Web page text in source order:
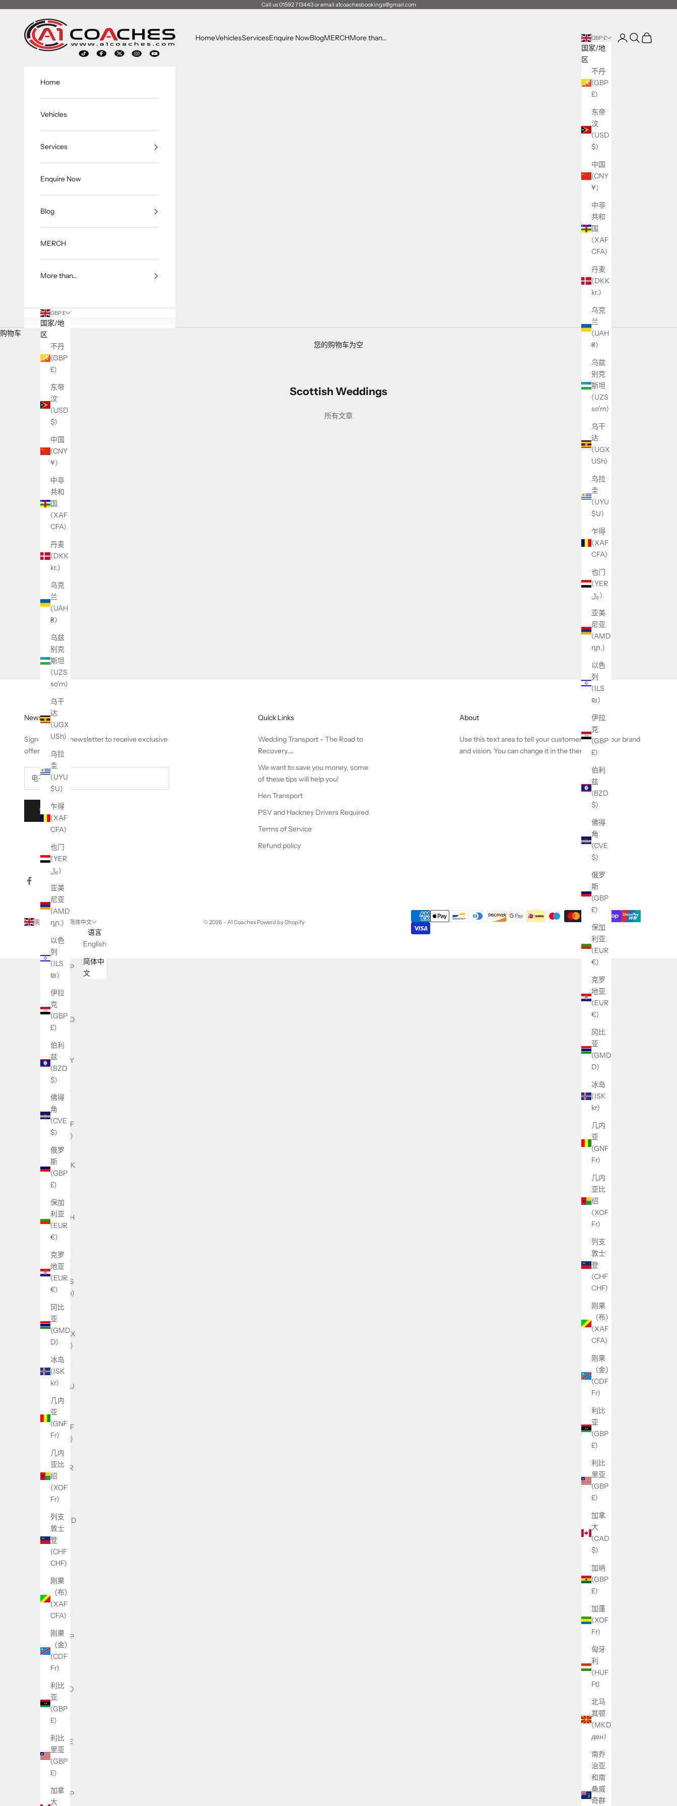
Call us 01592 713443 or email a1coachesbookings@gmail.com
A1 Coaches
HomeVehiclesServicesEnquire NowBlogMERCHMore than... GBP £
国家/地
区
不丹
(GBP
£)
东帝
汶
(USD
$)
中国
(CNY
¥)
中非
共和
国
(XAF
CFA)
丹麦
(DKK
kr.)
乌克
兰
(UAH
₴)
乌兹
别克
斯坦
(UZS
so'm)
乌干
达
(UGX
USh)
乌拉
圭
(UYU
$U)
乍得
(XAF
CFA)
也门
(YER
﷼)
亚美
尼亚
(AMD
դր.)
以色
列
(ILS
₪)
伊拉
克
(GBP
£)
伯利
兹
(BZD
$)
佛得
角
(CVE
$)
俄罗
斯
(GBP
£)
保加
利亚
(EUR
€)
克罗
地亚
(EUR
€)
冈比
亚
(GMD
D)
冰岛
(ISK
kr)
几内
亚
(GNF
Fr)
几内
亚比
绍
(XOF
Fr)
列支
敦士
登
(CHF
CHF)
刚果
（布）
(XAF
CFA)
刚果
（金）
(CDF
Fr)
利比
亚
(GBP
£)
利比
里亚
(GBP
£)
加拿
大
(CAD
$)
加纳
(GBP
£)
加蓬
(XOF
Fr)
匈牙
利
(HUF
Ft)
北马
其顿
(MKD
ден)
南乔
治亚
和南
桑威
奇群
登录搜索购物车
Home
Vehicles
Services
Enquire Now
Blog
MERCH
More than...
GBP £
国家/地
区
不丹
(GBP
£)
东帝
汶
(USD
$)
中国
(CNY
¥)
中非
共和
国
(XAF
CFA)
丹麦
(DKK
kr.)
乌克
兰
(UAH
₴)
乌兹
别克
斯坦
(UZS
so'm)
乌干
达
(UGX
USh)
乌拉
圭
(UYU
$U)
乍得
(XAF
CFA)
也门
(YER
﷼)
亚美
尼亚
(AMD
դր.)
以色
列
(ILS
₪)
伊拉
克
(GBP
£)
伯利
兹
(BZD
$)
佛得
角
(CVE
$)
俄罗
斯
(GBP
£)
保加
利亚
(EUR
€)
克罗
地亚
(EUR
€)
冈比
亚
(GMD
D)
冰岛
(ISK
kr)
几内
亚
(GNF
Fr)
几内
亚比
绍
(XOF
Fr)
列支
敦士
登
(CHF
CHF)
刚果
（布）
(XAF
CFA)
刚果
（金）
(CDF
Fr)
利比
亚
(GBP
£)
利比
里亚
(GBP
£)
加拿
大
购物车
您的购物车为空
Scottish Weddings
所有文章
10 Places to go on a Hen Night to Edinburgh
Newsletter
Sign up to our newsletter to receive exclusive
offers.
订阅
Quick Links
Wedding Transport - The Road to
Recovery....
We want to save you money, some
of these tips will help you!
Hen Transport
PSV and Hackney Drivers Required
Terms of Service
Refund policy
About
Use this text area to tell your customers about your brand
and vision. You can change it in the theme editor.
英国 (GBP £)
地区
不丹
(GBP
£)
东帝
汶
(USD
中国
(CNY
¥)
中非
共和
(XAF
CFA)
丹麦
(DKK
kr.)
兰
(UAH
₴)
乌兹
别克
斯坦
(UZS
so'm)
乌干
达
(UGX
USh)
乌拉
圭
(UYU
$U)
乍得
(XAF
CFA)
也门
(YER
亚美
(AMD
դր.)
以
色
(ILS
₪)
伊拉
(GBP
£)
伯利
(BZD
$)
佛得
(CVE
$)
(GBP
简体中文
语言
English
简体中
文
© 2026 - A1 Coaches Powerd by Shopify